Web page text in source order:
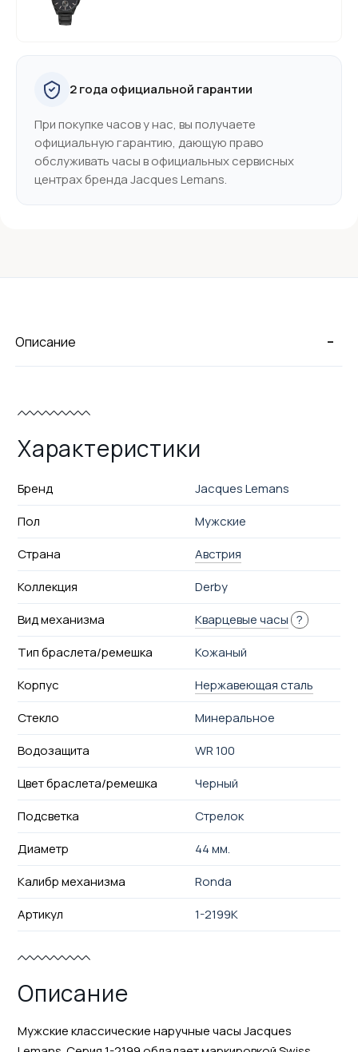
2 года официальной гарантии
При покупке часов у нас, вы получаете
официальную гарантию, дающую право
обслуживать часы в официальных сервисных
центрах бренда Jacques Lemans.
-
Описание
Характеристики
Бренд
Jacques Lemans
Пол
Мужские
Страна
Австрия
Коллекция
Derby
Вид механизма
Кварцевые часы ?
Тип браслета/ремешка
Кожаный
Корпус
Нержавеющая сталь
Стекло
Минеральное
Водозащита
WR 100
Цвет браслета/ремешка
Черный
Подсветка
Стрелок
Диаметр
44 мм.
Калибр механизма
Ronda
Артикул
1-2199K
Описание
Мужские классические наручные часы Jacques